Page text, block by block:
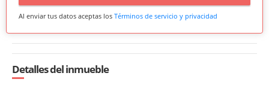
Al enviar tus datos aceptas los Términos de servicio y privacidad
Detalles del inmueble